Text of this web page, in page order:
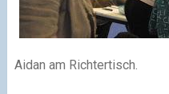
Aidan am Richtertisch.